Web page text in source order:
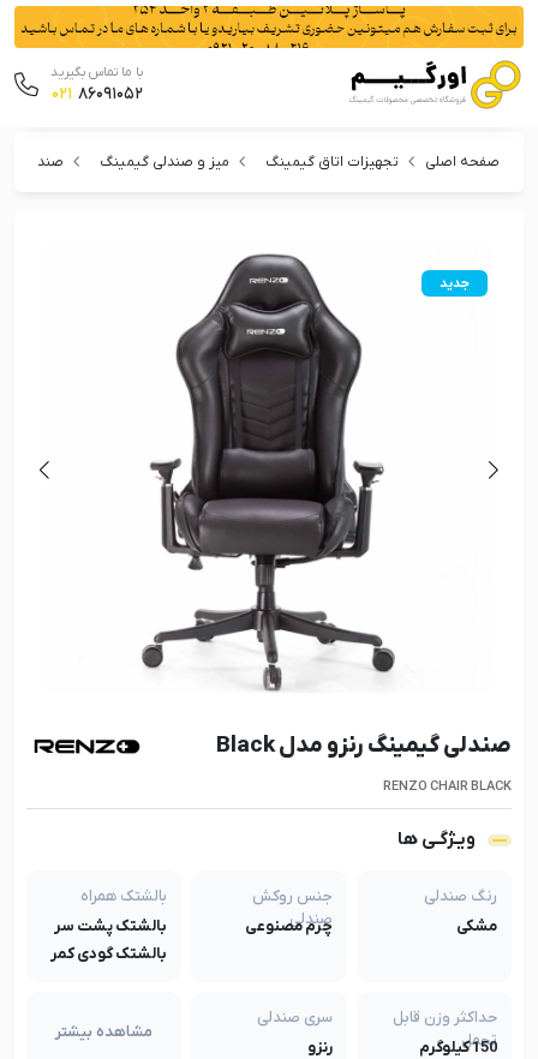
با ما تماس بگیرید
021 86091052
صفحه اصلی تجهیزات اتاق گیمینگ میز و صندلی گیمینگ صندلی
جدید
صندلی گیمینگ رنزو مدل Black
RENZO CHAIR BLACK
ویـژگـی ها
رنگ صندلی
مشکی
جنس روکش
صندلی
چرم مصنوعی
بالشتک همراه
بالشتک پشت سر
بالشتک گودی کمر
حداکثر وزن قابل
تحمل
150 کیلوگرم
سری صندلی
رنزو
مشاهده بیشتر